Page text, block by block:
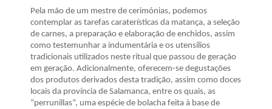
Pela mão de um mestre de cerimónias, podemos
contemplar as tarefas caraterísticas da matança, a seleção
de carnes, a preparação e elaboração de enchidos, assim
como testemunhar a indumentária e os utensílios
tradicionais utilizados neste ritual que passou de geração
em geração. Adicionalmente, oferecem-se degustações
dos produtos derivados desta tradição, assim como doces
locais da província de Salamanca, entre os quais, as
“perrunillas”, uma espécie de bolacha feita à base de